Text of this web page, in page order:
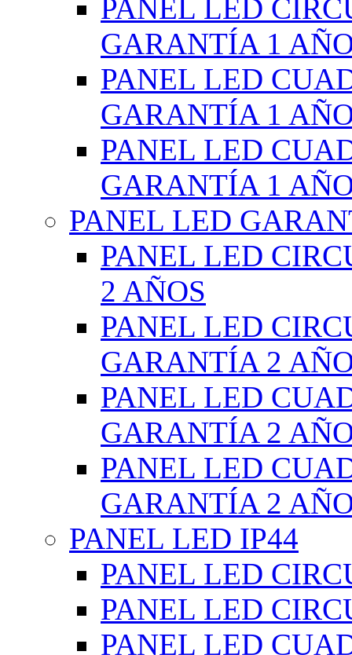
PANEL LED
GARANTÍA 1
PANEL LED
GARANTÍA 1
PANEL LED
GARANTÍA 1
PANEL LED
PANEL LED
2 AÑOS
PANEL LED
GARANTÍA 2
PANEL LED
GARANTÍA 2
PANEL LED
GARANTÍA 2
PANEL LED IP44
PANEL LED
PANEL LED
PANEL LED